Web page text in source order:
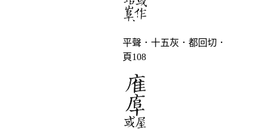
平聲．十五灰．都回切．
頁108